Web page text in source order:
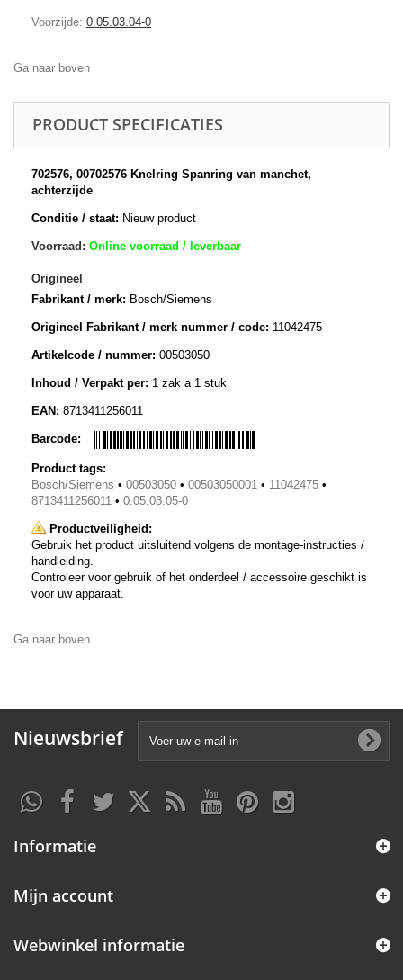
Voorzijde: 0.05.03.04-0
Ga naar boven
PRODUCT SPECIFICATIES
702576, 00702576 Knelring Spanring van manchet,
achterzijde
Conditie / staat: Nieuw product
Voorraad: Online voorraad / leverbaar
Origineel
Fabrikant / merk: Bosch/Siemens
Origineel Fabrikant / merk nummer / code: 11042475
Artikelcode / nummer: 00503050
Inhoud / Verpakt per: 1 zak a 1 stuk
EAN: 8713411256011
Barcode:
Product tags:
Bosch/Siemens • 00503050 • 00503050001 • 11042475 •
8713411256011 • 0.05.03.05-0
Productveiligheid:
Gebruik het product uitsluitend volgens de montage-instructies /
handleiding.
Controleer voor gebruik of het onderdeel / accessoire geschikt is
voor uw apparaat.
Ga naar boven
Nieuwsbrief
Informatie
Mijn account
Webwinkel informatie